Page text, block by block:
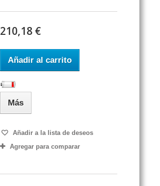
210,18 €
Añadir al carrito
Más
Añadir a la lista de deseos
Agregar para comparar